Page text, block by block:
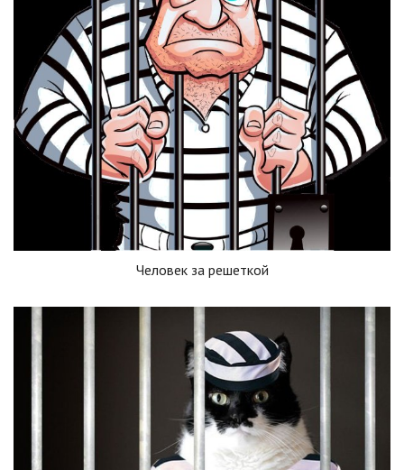
Человек за решеткой